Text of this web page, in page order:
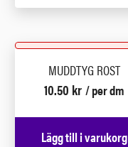
MUDDTYG ROST
10.50 kr / per dm
Lägg till i varukorg